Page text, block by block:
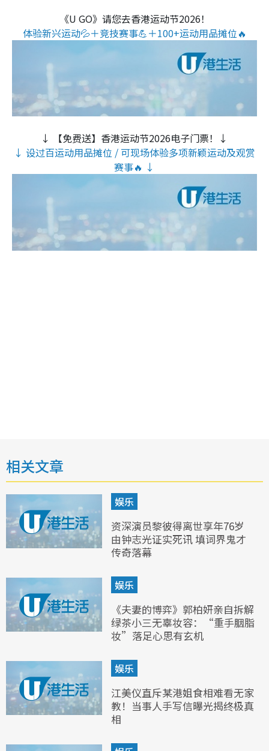
《U GO》请您去香港运动节2026！
体验新兴运动💦＋竞技赛事💪＋100+运动用品摊位🔥
↓ 【免费送】香港运动节2026电子门票！↓
↓ 设过百运动用品摊位 / 可现场体验多项新颖运动及观赏
赛事🔥 ↓
相关文章
娱乐
资深演员黎彼得离世享年76岁
由钟志光证实死讯 填词界鬼才
传奇落幕
娱乐
《夫妻的博弈》郭柏妍亲自拆解
绿茶小三无辜妆容：“重手胭脂
妆”落足心思有玄机
娱乐
江美仪直斥某港姐食相难看无家
教！当事人手写信曝光揭终极真
相